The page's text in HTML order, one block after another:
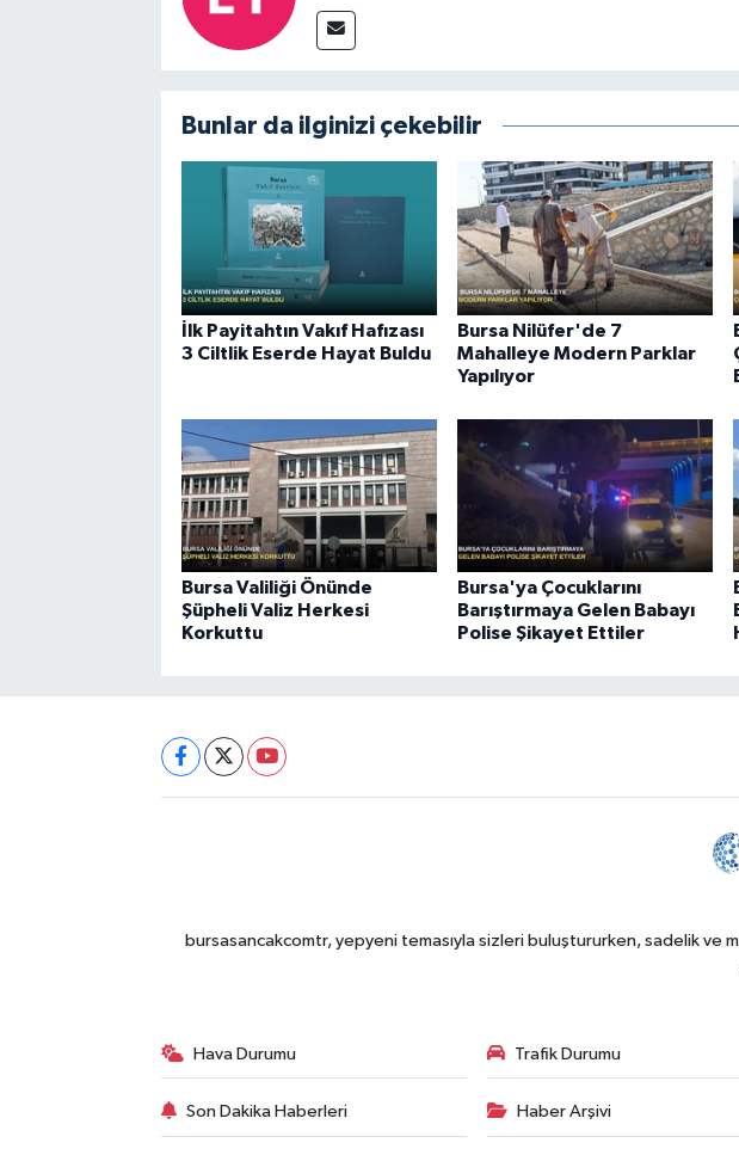
Bunlar da ilginizi çekebilir
İlk Payitahtın Vakıf Hafızası
3 Ciltlik Eserde Hayat Buldu
Bursa Nilüfer'de 7
Mahalleye Modern Parklar
Yapılıyor
Bursa Valiliği Önünde
Şüpheli Valiz Herkesi
Korkuttu
Bursa'ya Çocuklarını
Barıştırmaya Gelen Babayı
Polise Şikayet Ettiler
bursasancakcomtr, yepyeni temasıyla sizleri buluştururken, sadelik ve
Hava Durumu Trafik Durumu
Son Dakika Haberleri Haber Arşivi